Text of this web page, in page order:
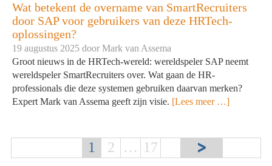
Wat betekent de overname van SmartRecruiters
door SAP voor gebruikers van deze HRTech-
oplossingen?
19 augustus 2025 doorMark van Assema
Groot nieuws in de HRTech-wereld: wereldspeler SAP neemt
wereldspeler SmartRecruiters over. Wat gaan de HR-
professionals die deze systemen gebruiken daarvan merken?
Expert Mark van Assema geeft zijn visie. [Lees meer …]
1 2 … 17